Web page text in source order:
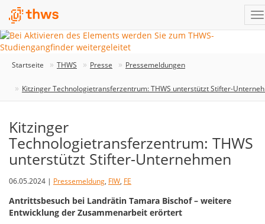
Startseite THWS Presse Pressemeldungen
Kitzinger Technologietransferzentrum: THWS unterstützt Stifter-
Kitzinger
Technologietransferzentrum: THWS
unterstützt Stifter-Unternehmen
06.05.2024 | Pressemeldung, FIW, FE
Antrittsbesuch bei Landrätin Tamara Bischof – weitere
Entwicklung der Zusammenarbeit erörtert